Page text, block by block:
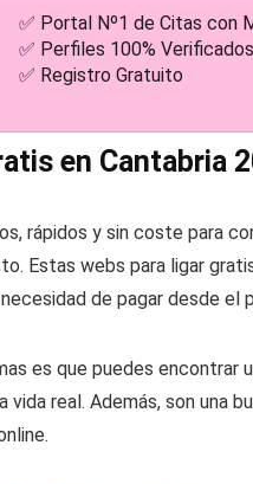
✅ Portal Nº1 de Citas con
✅ Perfiles 100% Verificados
✅ Registro Gratuito
en Cantabria
rápidos y sin coste para
Estas webs para ligar
de pagar desde el
es que puedes encontrar
real. Además, son una